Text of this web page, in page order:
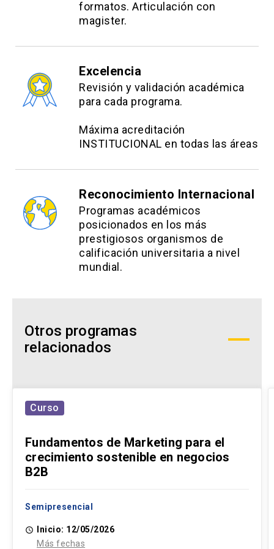
formatos. Articulación con
magister.
Excelencia
Revisión y validación académica
para cada programa.
Máxima acreditación
INSTITUCIONAL en todas las áreas
Reconocimiento Internacional
Programas académicos
posicionados en los más
prestigiosos organismos de
calificación universitaria a nivel
mundial.
Otros programas
relacionados
Curso
Fundamentos de Marketing para el
crecimiento sostenible en negocios
B2B
Semipresencial
access_time
Inicio: 12/05/2026
Más fechas